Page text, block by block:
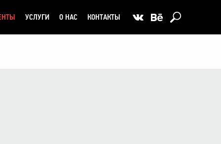
УСЛУГИ О НАС КОНТАКТЫ